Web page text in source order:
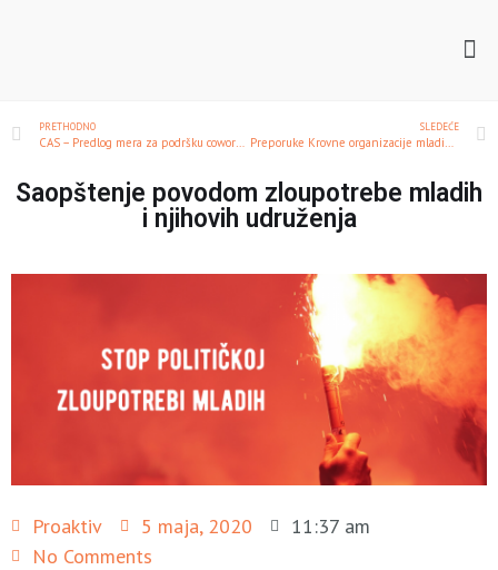
PRETHODNO SLEDEĆE
Saopštenje povodom zloupotrebe mladih
i njihovih udruženja
Proaktiv 5 maja, 2020
11:37 am
No Comments